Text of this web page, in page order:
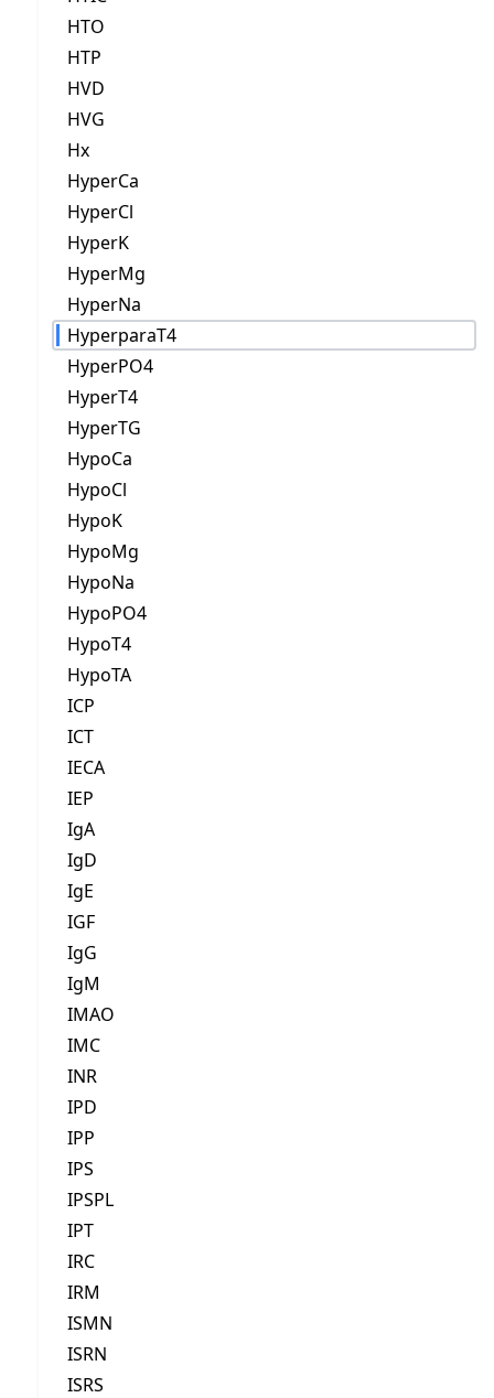
HTO
HTP
HVD
HVG
Hx
HyperCa
HyperCl
HyperK
HyperMg
HyperNa
HyperparaT4
HyperPO4
HyperT4
HyperTG
HypoCa
HypoCl
HypoK
HypoMg
HypoNa
HypoPO4
HypoT4
HypoTA
ICP
ICT
IECA
IEP
IgA
IgD
IgE
IGF
IgG
IgM
IMAO
IMC
INR
IPD
IPP
IPS
IPSPL
IPT
IRC
IRM
ISMN
ISRN
ISRS